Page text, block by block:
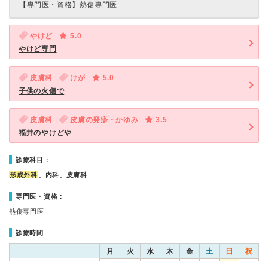
【専門医・資格】 熱傷専門医
やけど
5.0
やけど専門
皮膚科 けが
5.0
子供の火傷で
皮膚科 皮膚の発疹・かゆみ
3.5
福井のやけどや
診療科目：
形成外科 、内科、皮膚科
専門医・資格：
熱傷専門医
診療時間
月 火 水 木 金 土 日 祝